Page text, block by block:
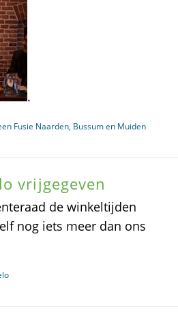
.
Fusie Naarden, Bussum en Muiden
vrijgegeven
de winkeltijden
nog iets meer dan ons